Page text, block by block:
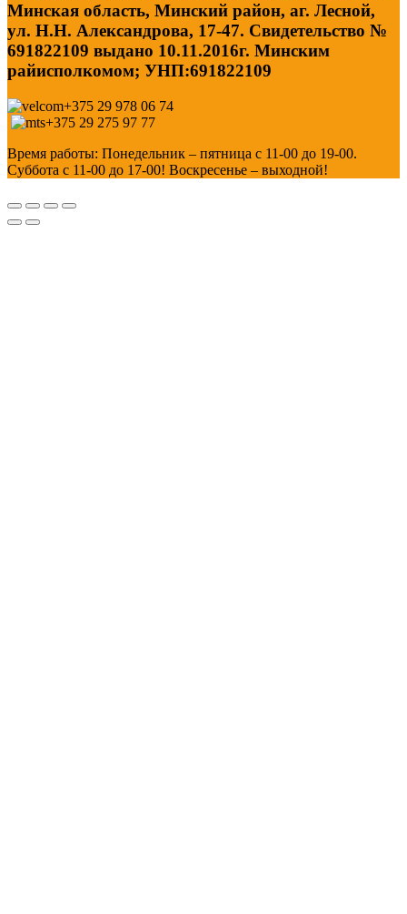
Минская область, Минский район, аг. Лесной,
ул. Н.Н. Александрова, 17-47. Свидетельство №
691822109 выдано 10.11.2016г. Минским
райисполкомом; УНП:691822109
+375 29 978 06 74
+375 29 275 97 77
Время работы: Понедельник – пятница с 11-00 до 19-00.
Суббота с 11-00 до 17-00! Воскресенье – выходной!